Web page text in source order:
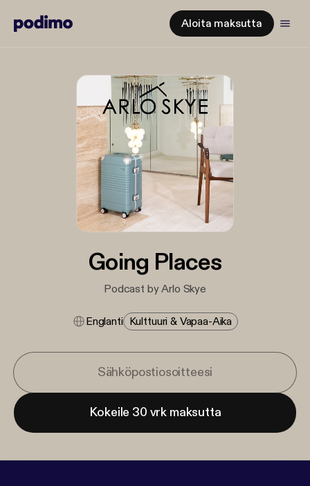
Aloita maksutta
Going Places
Podcast by Arlo Skye
Englanti Kulttuuri & Vapaa-Aika
Kokeile 30 vrk maksutta